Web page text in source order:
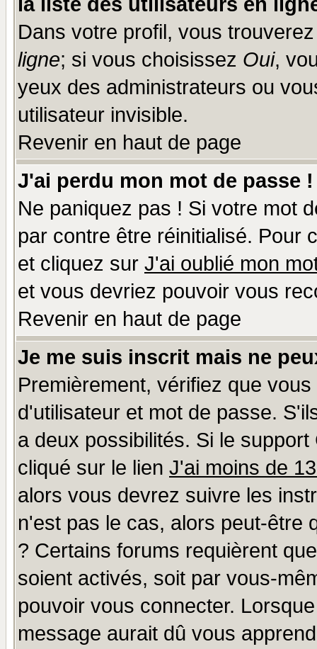
Dans votre profil, vous
ligne; si vous choisissez Oui,
yeux des administrateurs ou
utilisateur invisible.
Revenir en haut de page
J'ai perdu mon mot de passe !
Ne paniquez pas ! Si votre mot
par contre être réinitialisé. Pour
et cliquez sur J'ai oublié mon
et vous devriez pouvoir vous
Revenir en haut de page
Je me suis inscrit mais ne
Premièrement, vérifiez que
d'utilisateur et mot de passe.
a deux possibilités. Si le
cliqué sur le lien J'ai moins de
alors vous devrez suivre les
n'est pas le cas, alors peut-être
? Certains forums requièrent
soient activés, soit par vous-
pouvoir vous connecter.
message aurait dû vous